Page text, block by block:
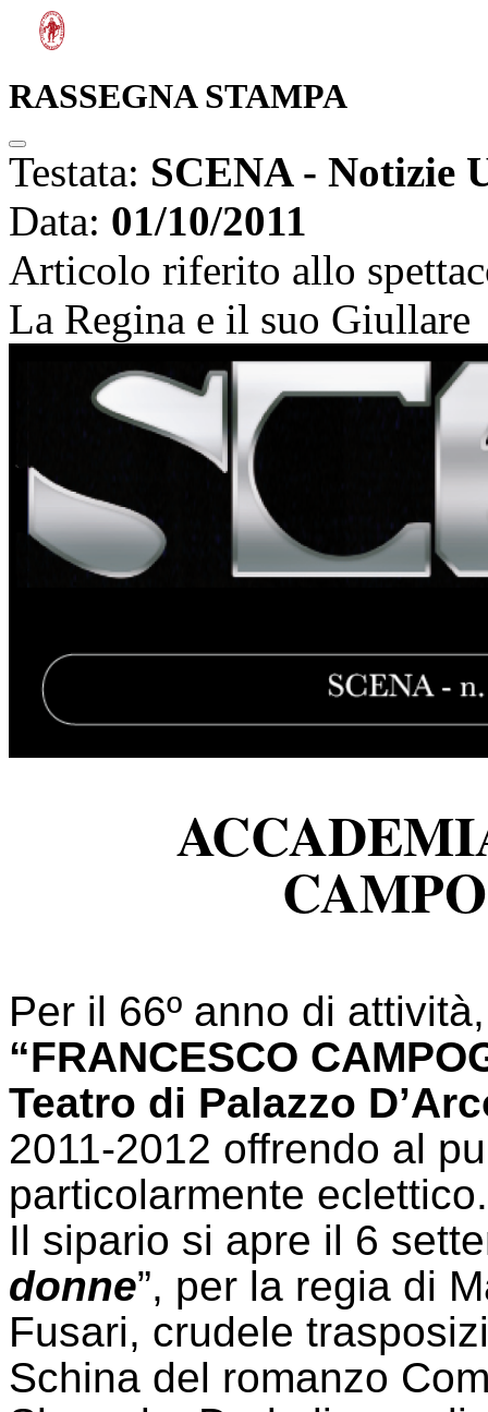
RASSEGNA STAMPA
Testata: SCENA - Notizie
Data: 01/10/2011
Articolo riferito allo
La Regina e il suo Giullare
Per il 66º anno di attività,
“FRANCESCO
Teatro di Palazzo
2011-2012 offrendo al
particolarmente eclettico.
Il sipario si apre il 6
donne”, per la regia di
Fusari, crudele
Schina del romanzo